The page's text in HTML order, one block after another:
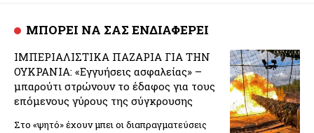
ΜΠΟΡΕΙ ΝΑ ΣΑΣ ΕΝΔΙΑΦΕΡΕΙ
ΙΜΠΕΡΙΑΛΙΣΤΙΚΑ ΠΑΖΑΡΙΑ ΓΙΑ ΤΗΝ
ΟΥΚΡΑΝΙΑ: «Εγγυήσεις ασφαλείας» –
μπαρούτι στρώνουν το έδαφος για τους
επόμενους γύρους της σύγκρουσης
Στο «ψητό» έχουν μπει οι διαπραγματεύσεις